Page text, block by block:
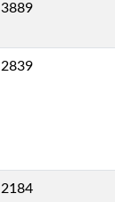
3889
2839
2184